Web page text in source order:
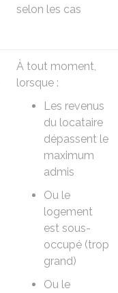
selon les cas
À tout moment,
lorsque :
Les revenus
du locataire
dépassent le
maximum
admis
Ou le
logement
est sous-
occupé (trop
grand)
Ou le